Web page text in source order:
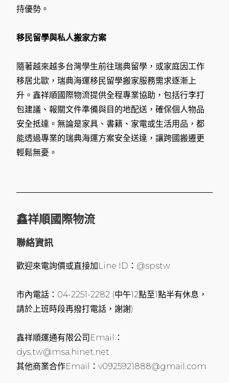
持優勢。
移民留學與私人搬家方案
隨著越來越多台灣學生前往瑞典留學，或家庭因工作
移居北歐，瑞典海運移民留學搬家服務需求逐漸上
升。鑫祥順國際物流提供全程專業協助，包括行李打
包建議、報關文件準備與目的地配送，確保個人物品
安全抵達。無論是家具、書籍、家電或生活用品，都
能透過專業的瑞典海運方案安全送達，讓跨國搬遷更
輕鬆無憂。
鑫祥順國際物流
聯絡資訊
歡迎來電詢價或直接加Line ID：@spstw
市內電話：04-2251-2282 (中午12點至1點半有休息，
請於上班時段再撥打電話，謝謝)
鑫祥順運通有限公司Email：
dys.tw@msa.hinet.net
其他商業合作Email：v0925921888@gmail.com